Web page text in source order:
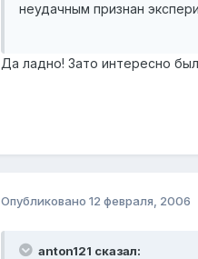
неудачным признан
Да ладно! Зато интересно
Опубликовано 12 февраля, 2006
anton121 сказал: